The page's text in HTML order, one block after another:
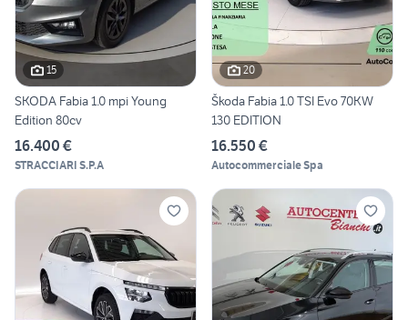
15
SKODA Fabia 1.0 mpi Young
Edition 80cv
16.400 €
STRACCIARI S.P.A
20
Škoda Fabia 1.0 TSI Evo 70KW
130 EDITION
16.550 €
Autocommerciale Spa